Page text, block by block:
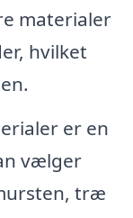
materialer
hvilket
er en
vælger
træ